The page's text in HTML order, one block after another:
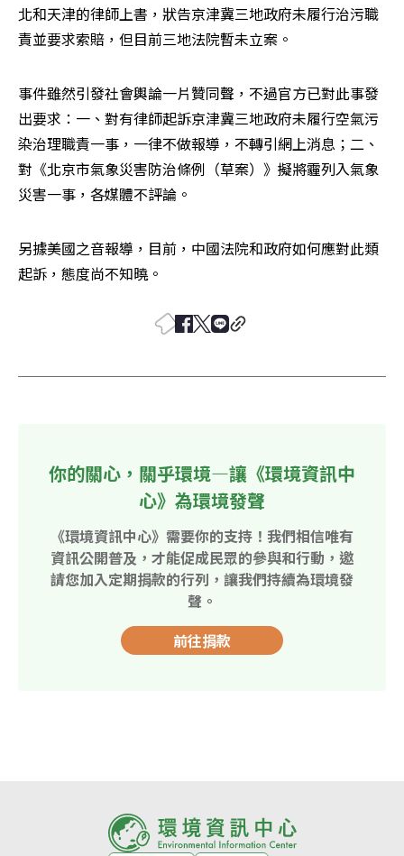
北和天津的律師上書，狀告京津冀三地政府未履行治污職
責並要求索賠，但目前三地法院暫未立案。
事件雖然引發社會輿論一片贊同聲，不過官方已對此事發
出要求：一、對有律師起訴京津冀三地政府未履行空氣污
染治理職責一事，一律不做報導，不轉引網上消息；二、
對《北京市氣象災害防治條例（草案）》擬將霾列入氣象
災害一事，各媒體不評論。
另據美國之音報導，目前，中國法院和政府如何應對此類
起訴，態度尚不知曉。
你的關心，關乎環境—讓《環境資訊中
心》為環境發聲
《環境資訊中心》需要你的支持！我們相信唯有
資訊公開普及，才能促成民眾的參與和行動，邀
請您加入定期捐款的行列，讓我們持續為環境發
聲。
前往捐款